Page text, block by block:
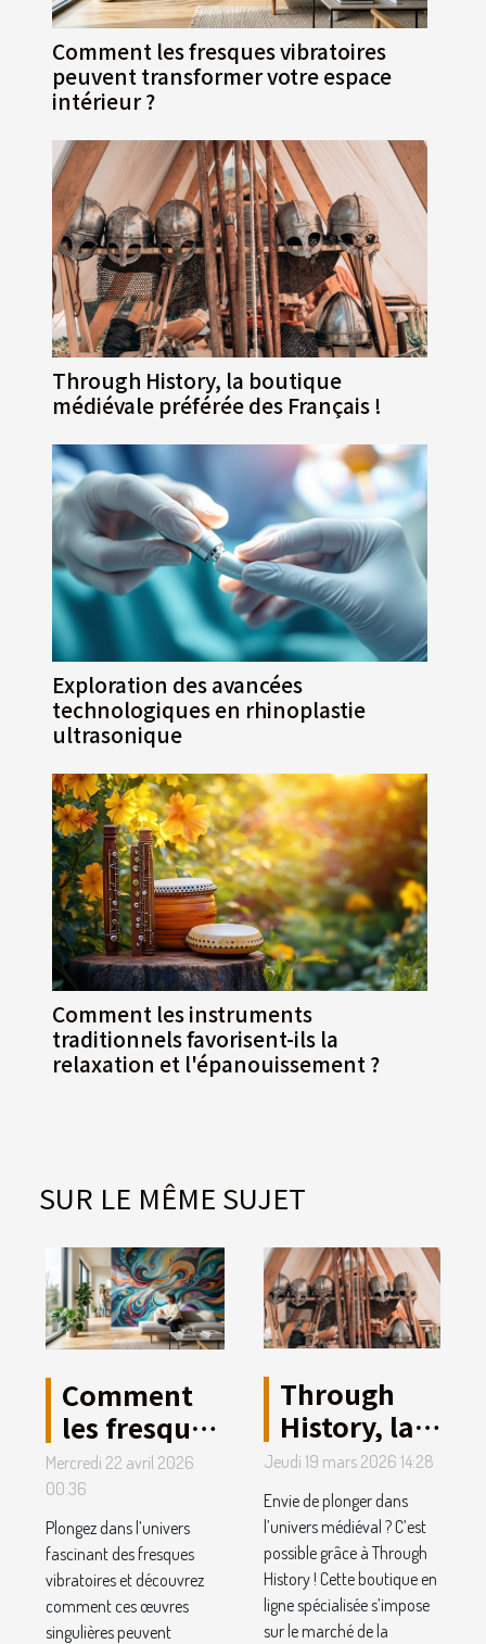
Comment les fresques vibratoires
peuvent transformer votre espace
intérieur ?
Through History, la boutique
médiévale préférée des Français !
Exploration des avancées
technologiques en rhinoplastie
ultrasonique
Comment les instruments
traditionnels favorisent-ils la
relaxation et l'épanouissement ?
SUR LE MÊME SUJET
Comment
les fresques
vibratoires
peuvent
transformer
votre
espace
intérieur ?
Mercredi 22 avril 2026
00:36
Plongez dans l’univers
fascinant des fresques
vibratoires et découvrez
comment ces œuvres
singulières peuvent
Through
History, la
boutique
médiévale
préférée
des
Français !
Jeudi 19 mars 2026 14:28
Envie de plonger dans
l’univers médiéval ? C’est
possible grâce à Through
History ! Cette boutique en
ligne spécialisée s’impose
sur le marché de la